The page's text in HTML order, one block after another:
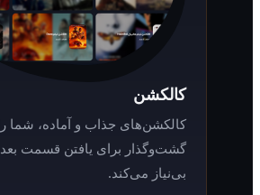
کالکشن‌های جذاب و آماده، شما را از
گشت‌وگذار برای یافتن قسمت بعدی هر محتوا
بی‌نیاز می‌کند.